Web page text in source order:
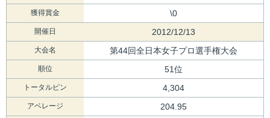
獲得賞金 \0
開催日 2012/12/13
大会名 第44回全日本女子プロ選手権大会
順位 51位
トータルピン 4,304
アベレージ 204.95